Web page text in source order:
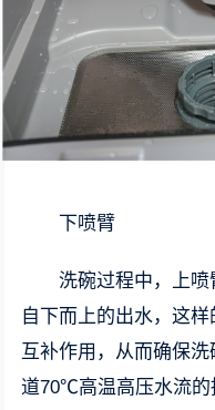
下喷臂
洗碗过程中，上
自下而上的出水，这
互补作用，从而确保
道70℃高温高压水流的